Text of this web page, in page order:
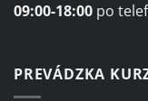
09:00-18:00 po
PREVÁDZKA